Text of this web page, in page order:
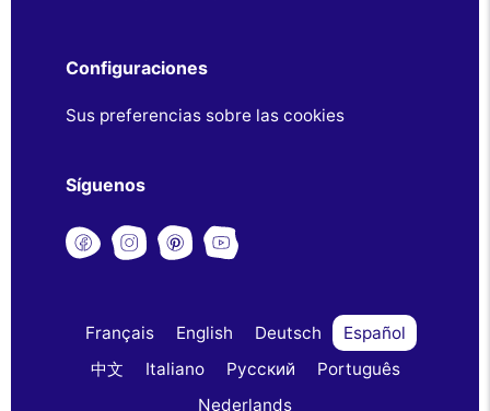
Configuraciones
Sus preferencias sobre las cookies
Síguenos
Français English Deutsch
Español
中文
Italiano Русский
Português
Nederlands